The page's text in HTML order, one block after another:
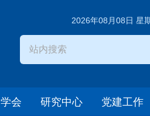
2026年08月08日 星
学会 研究中心 党建工作